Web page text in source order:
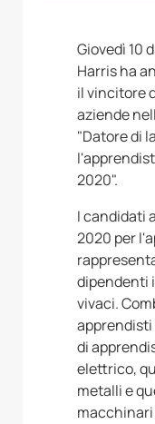
Giovedì 10
Harris ha
il vincitore
aziende
"Datore di
2020".
I candidati
2020 per
dipendenti
vivaci.
apprendisti
di
elettrico,
metalli e
macchinari